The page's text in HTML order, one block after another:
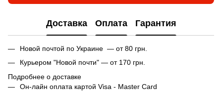
Доставка Оплата Гарантия
Новой почтой по Украине — от 80 грн.
Курьером "Новой почти" — от 170 грн.
Подробнее о доставке
Он-лайн оплата картой Visa - Master Card